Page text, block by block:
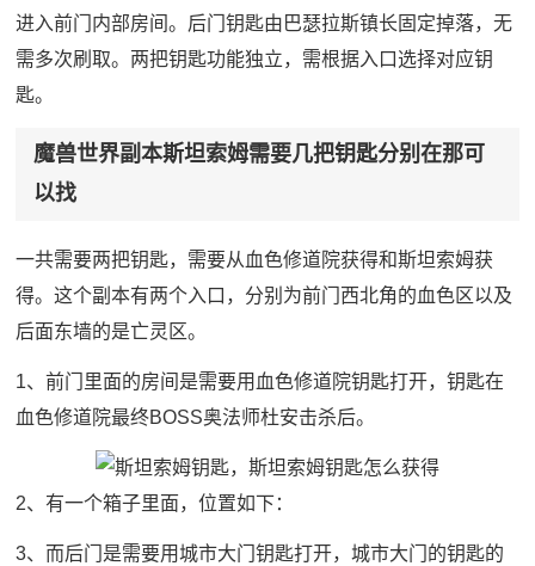
进入前门内部房间。后门钥匙由巴瑟拉斯镇长固定掉落，无
需多次刷取。两把钥匙功能独立，需根据入口选择对应钥
匙。
魔兽世界副本斯坦索姆需要几把钥匙分别在那可
以找
一共需要两把钥匙，需要从血色修道院获得和斯坦索姆获
得。这个副本有两个入口，分别为前门西北角的血色区以及
后面东墙的是亡灵区。
1、前门里面的房间是需要用血色修道院钥匙打开，钥匙在
血色修道院最终BOSS奥法师杜安击杀后。
2、有一个箱子里面，位置如下：
3、而后门是需要用城市大门钥匙打开，城市大门的钥匙的